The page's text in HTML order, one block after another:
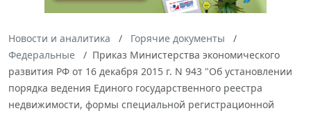
Новости и аналитика
Горячие документы
Федеральные
Приказ Министерства экономического
развития РФ от 16 декабря 2015 г. N 943 "Об установлении
порядка ведения Единого государственного реестра
недвижимости, формы специальной регистрационной